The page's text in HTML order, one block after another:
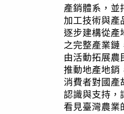
產銷體系，並
加工技術與產
逐步建構從產
之完整產業鏈
由活動拓展農
推動地產地銷
消費者對國產
認識與支持，
看見臺灣農業